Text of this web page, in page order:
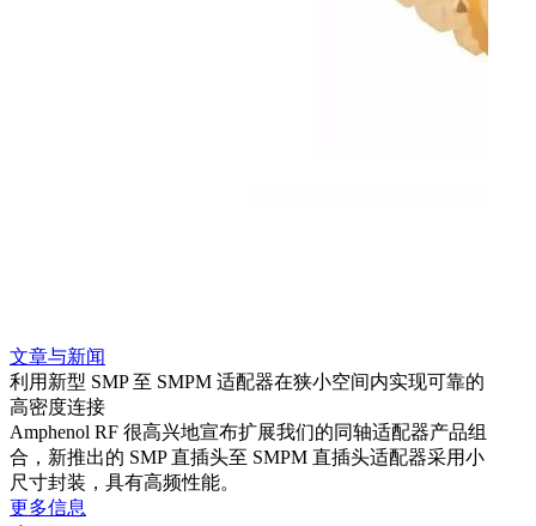
文章与新闻
利用新型 SMP 至 SMPM 适配器在狭小空间内实现可靠的
高密度连接
Amphenol RF 很高兴地宣布扩展我们的同轴适配器产品组
合，新推出的 SMP 直插头至 SMPM 直插头适配器采用小
尺寸封装，具有高频性能。
更多信息